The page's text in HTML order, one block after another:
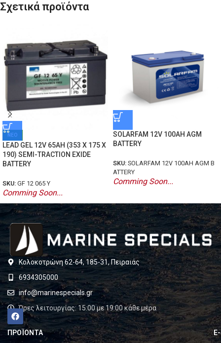
Σχετικά προϊόντα
ΝΕΟ
LEAD GEL 12V 65AH (353 X 175 X
190) SEMI-TRACTION EXIDE
BATTERY
SKU: GF 12 065 Y
Comming Soon...
SOLARFAM 12V 100AH AGM
BATTERY
SKU: SOLARFAM 12V 100AH AGM B
ATTERY
Comming Soon...
Κολοκοτρώνη 62-64, 185-31, Πειραιάς
6934305000
info@marinespecials.gr
Ώρες λειτουργίας: 15:00 με 19:00 κάθε μέρα
ΠΡΟΪΟΝΤΑ